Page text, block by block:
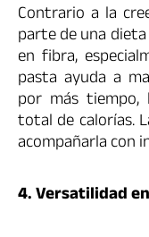
Contrario a la
parte de una
en fibra,
pasta ayuda a
por más
total de calorías.
acompañarla con
4. Versatilidad